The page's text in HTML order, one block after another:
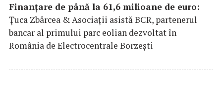
Finanțare de până la 61,6 milioane de euro:
Țuca Zbârcea & Asociații asistă BCR, partenerul
bancar al primului parc eolian dezvoltat în
România de Electrocentrale Borzești